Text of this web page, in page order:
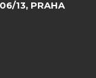
13, PRAHA